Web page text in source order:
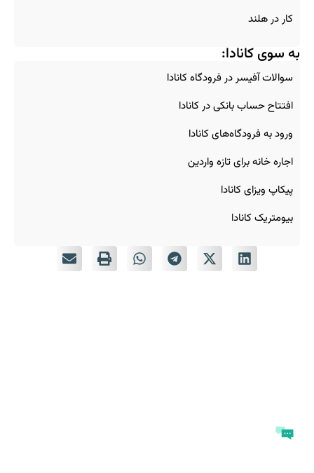
کار در هلند
به سوی کانادا:
سوالات آفیسر در فرودگاه کانادا
افتتاح حساب بانکی در کانادا
ورود به فرودگاه‌های کانادا
اجاره خانه برای تازه‌ واردین
پیکاپ ویزای کانادا
بیومتریک کانادا